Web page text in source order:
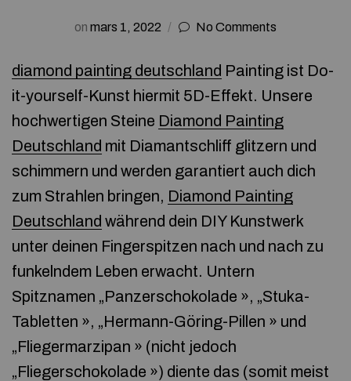
on mars 1, 2022 No Comments
diamond painting deutschland Painting ist Do-
it-yourself-Kunst hiermit 5D-Effekt. Unsere
hochwertigen Steine Diamond Painting
Deutschland mit Diamantschliff glitzern und
schimmern und werden garantiert auch dich
zum Strahlen bringen, Diamond Painting
Deutschland während dein DIY Kunstwerk
unter deinen Fingerspitzen nach und nach zu
funkelndem Leben erwacht. Untern
Spitznamen „Panzerschokolade », „Stuka-
Tabletten », „Hermann-Göring-Pillen » und
„Fliegermarzipan » (nicht jedoch
„Fliegerschokolade ») diente das (somit meist